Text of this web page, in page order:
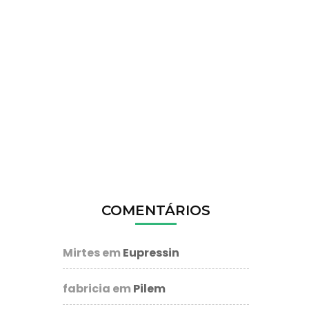
COMENTÁRIOS
Mirtesem Eupressin
fabricia em Pilem